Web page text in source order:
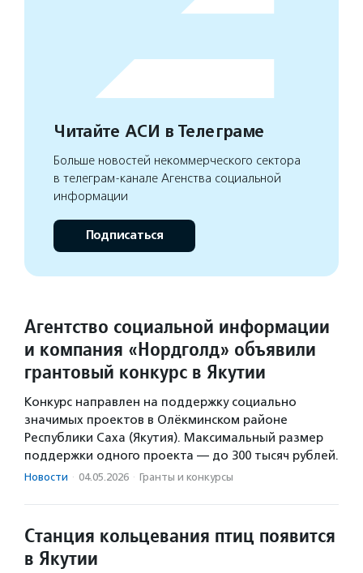
Читайте АСИ в Телеграме
Больше новостей некоммерческого сектора
в телеграм-канале Агенства социальной
информации
Подписаться
Агентство социальной информации
и компания «Нордголд» объявили
грантовый конкурс в Якутии
Конкурс направлен на поддержку социально
значимых проектов в Олёкминском районе
Республики Саха (Якутия). Максимальный размер
поддержки одного проекта — до 300 тысяч рублей.
Новости · 04.05.2026 · Гранты и конкурсы
Станция кольцевания птиц появится
в Якутии